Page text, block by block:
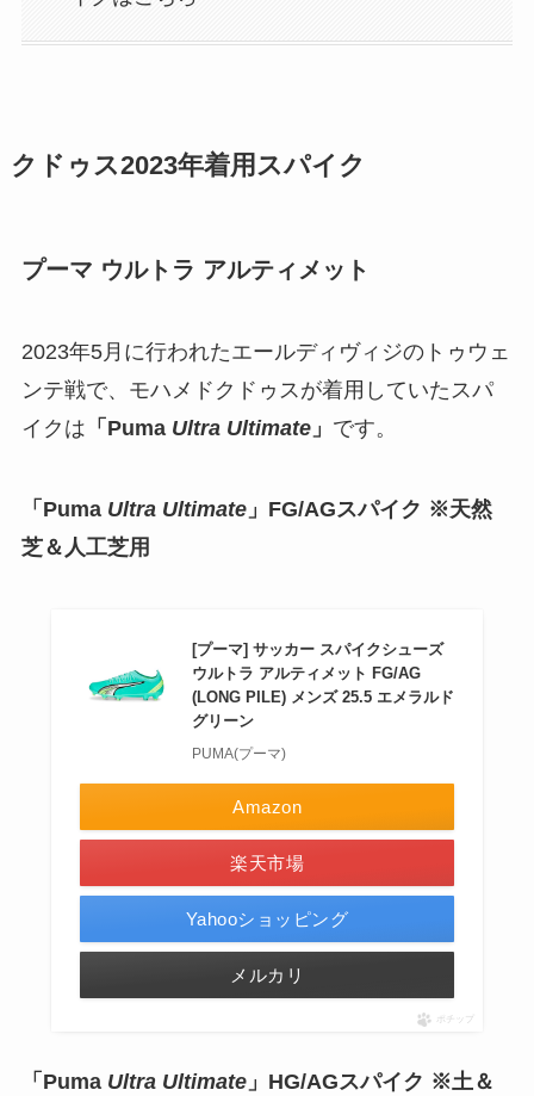
クドゥス2023年着用スパイク
プーマ ウルトラ アルティメット
2023年5月に行われたエールディヴィジのトゥウェ
ンテ戦で、モハメドクドゥスが着用していたスパ
イクは 「Puma Ultra Ultimate」 です。
「Puma Ultra Ultimate」FG/AGスパイク ※天然
芝＆人工芝用
[プーマ] サッカー スパイクシューズ
ウルトラ アルティメット FG/AG
(LONG PILE) メンズ 25.5 エメラルド
グリーン
PUMA(プーマ)
Amazon
楽天市場
Yahooショッピング
メルカリ
ポチップ
「Puma Ultra Ultimate」HG/AGスパイク ※土＆